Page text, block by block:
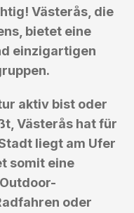
Västerås, die
bietet eine
einzigartigen
aktiv bist oder
Västerås hat für
liegt am Ufer
somit eine
oder